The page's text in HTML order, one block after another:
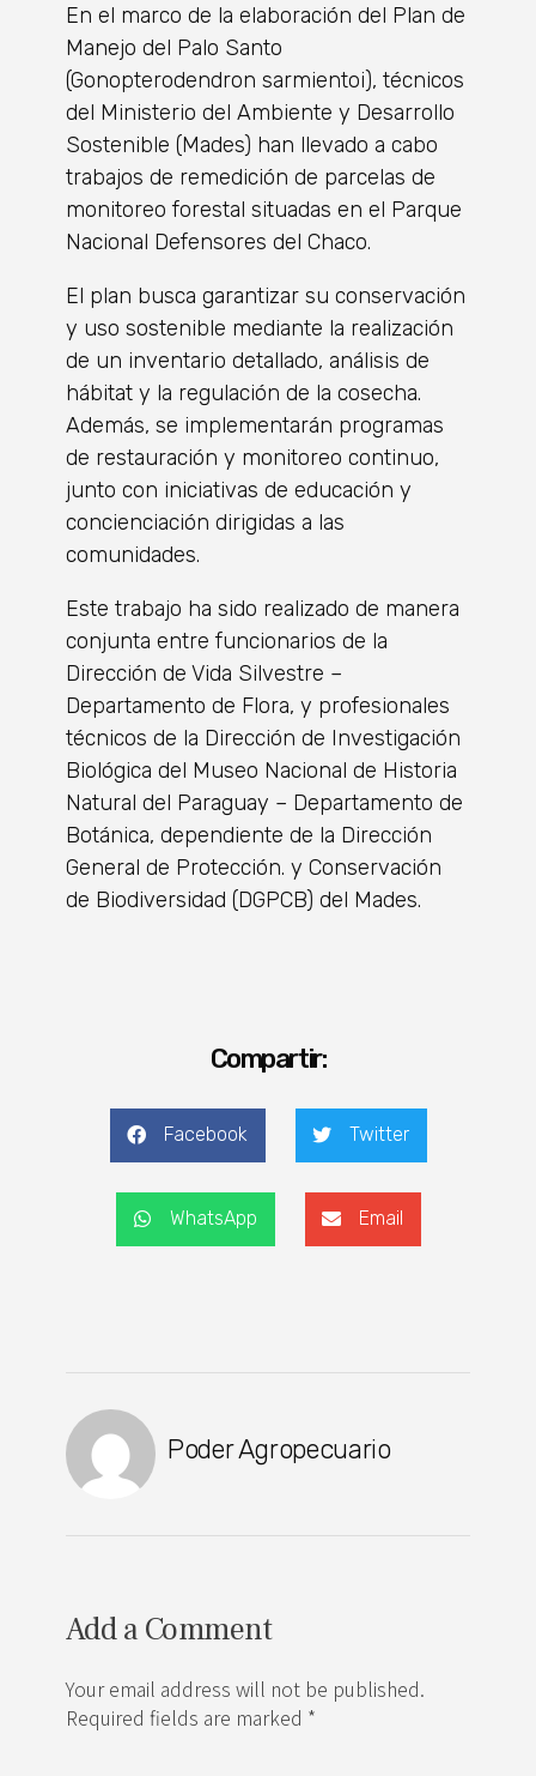
En el marco de la elaboración del Plan de
Manejo del Palo Santo
(Gonopterodendron sarmientoi), técnicos
del Ministerio del Ambiente y Desarrollo
Sostenible (Mades) han llevado a cabo
trabajos de remedición de parcelas de
monitoreo forestal situadas en el Parque
Nacional Defensores del Chaco.
El plan busca garantizar su conservación
y uso sostenible mediante la realización
de un inventario detallado, análisis de
hábitat y la regulación de la cosecha.
Además, se implementarán programas
de restauración y monitoreo continuo,
junto con iniciativas de educación y
concienciación dirigidas a las
comunidades.
Este trabajo ha sido realizado de manera
conjunta entre funcionarios de la
Dirección de Vida Silvestre –
Departamento de Flora, y profesionales
técnicos de la Dirección de Investigación
Biológica del Museo Nacional de Historia
Natural del Paraguay – Departamento de
Botánica, dependiente de la Dirección
General de Protección. y Conservación
de Biodiversidad (DGPCB) del Mades.
Compartir:
Facebook Twitter
WhatsApp Email
Poder Agropecuario
Add a Comment
Your email address will not be published.
Required fields are marked *